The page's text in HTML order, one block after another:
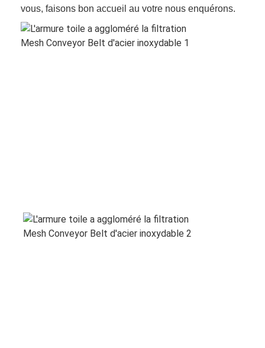
Aperçu
Produits
vous, faisons bon accueil au votre nous enquérons.